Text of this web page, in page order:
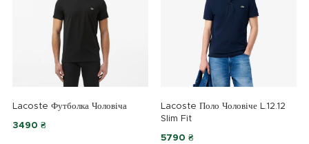
Lacoste Футболка Чоловіча
3490 ₴
Lacoste Поло Чоловіче L.12.12
Slim Fit
5790 ₴